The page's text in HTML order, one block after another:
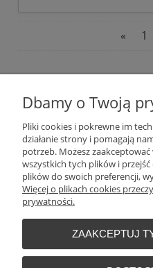
« 1
ul. Warszawska 281
26-110Skarżysko-Kamienna
+48 509 457 733
E-mail:plantago@plantago.pl
Dbamy o Twoją
Pliki cookies i pokrewne im
działanie strony i pomagają
potrzeb. Możesz
wszystkich tych plików i
plików do swoich preferencji,
Więcej o plikach cookies
prywatności.
ZAAKCEPTUJ